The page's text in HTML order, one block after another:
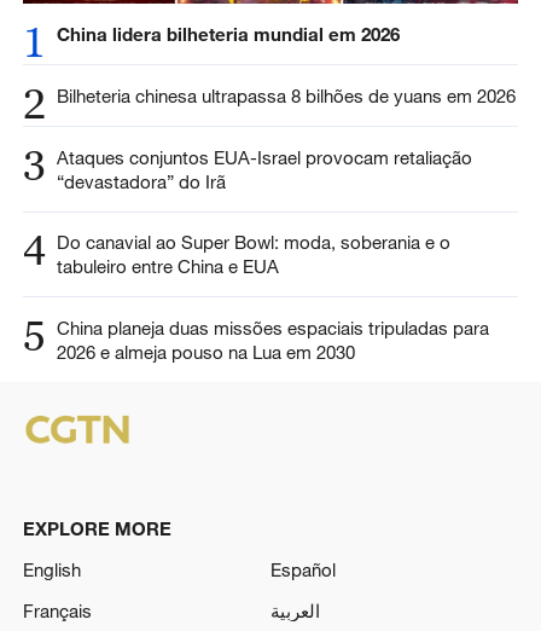
1 China lidera bilheteria mundial em 2026
2 Bilheteria chinesa ultrapassa 8 bilhões de yuans em 2026
3 Ataques conjuntos EUA-Israel provocam retaliação
“devastadora” do Irã
4 Do canavial ao Super Bowl: moda, soberania e o
tabuleiro entre China e EUA
5
China planeja duas missões espaciais tripuladas para
2026 e almeja pouso na Lua em 2030
EXPLORE MORE
English
Español
Français
العربية